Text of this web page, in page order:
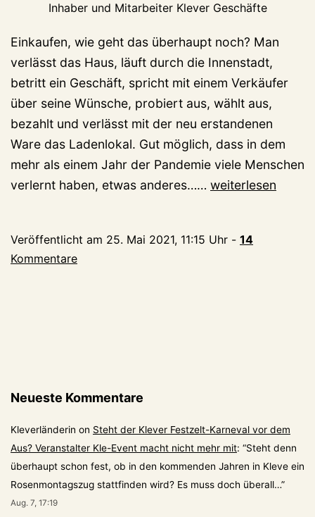
Inhaber und Mitarbeiter Klever Geschäfte
Einkaufen, wie geht das überhaupt noch? Man
verlässt das Haus, läuft durch die Innenstadt,
betritt ein Geschäft, spricht mit einem Verkäufer
über seine Wünsche, probiert aus, wählt aus,
bezahlt und verlässt mit der neu erstandenen
Ware das Ladenlokal. Gut möglich, dass in dem
mehr als einem Jahr der Pandemie viele Menschen
verlernt haben, etwas anderes…… Klever
auf
weiterlesen
Veröffentlicht am 25. Mai 2021, 11:15 Uhr - 14
Kommentare
Neueste Kommentare
Kleverländerin on Steht der Klever Festzelt-Karneval vor dem
Aus? Veranstalter Kle-Event macht nicht mehr mit: “Steht denn
überhaupt schon fest, ob in den kommenden Jahren in Kleve ein
Rosenmontagszug stattfinden wird? Es muss doch überall…”
Aug. 7, 17:19